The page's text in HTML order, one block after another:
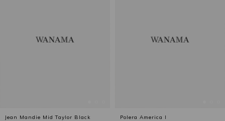
Jean Mandie Mid Taylor Black
Polera America I